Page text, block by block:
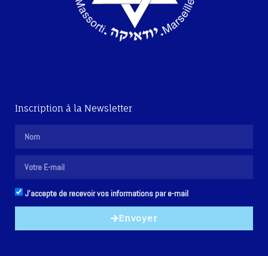
Inscription à la Newsletter
J'accepte de recevoir vos informations par e-mail
Envoyer